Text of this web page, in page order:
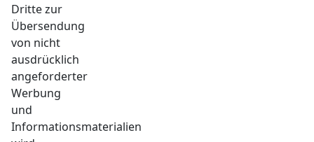
Dritte zur
Übersendung
von nicht
ausdrücklich
angeforderter
Werbung
und
Informationsmaterialien